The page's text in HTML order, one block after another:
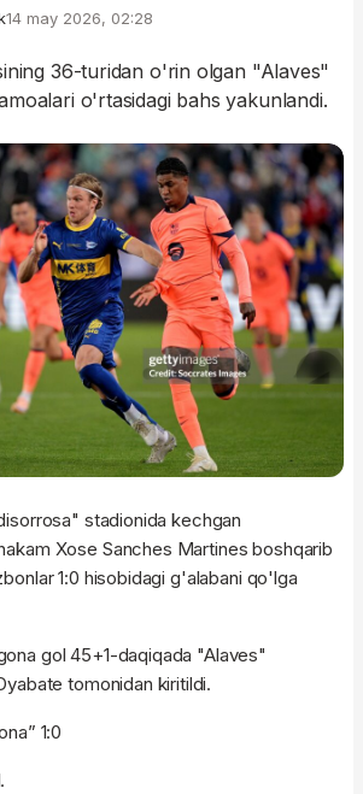
14 may 2026, 02:28
36-turidan o'rin olgan "Alaves"
o'rtasidagi bahs yakunlandi.
stadionida kechgan
Xose Sanches Martines boshqarib
1:0 hisobidagi g'alabani qo'lga
gol 45+1-daqiqada "Alaves"
tomonidan kiritildi.
1:0